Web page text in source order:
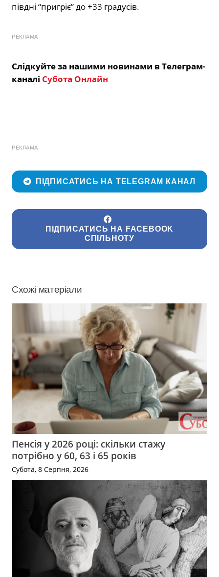
півдні “пригріє” до +33 градусів.
РЕКЛАМА
Слідкуйте за нашими новинами в Телеграм-
каналі Субота Онлайн
РЕКЛАМА
ПІДПИСАТИСЬ НА TELEGRAM КАНАЛ
ПІДПИСАТИСЬ НА FACEBOOK
СПІЛЬНОТУ
Схожі матеріали
Пенсія у 2026 році: скільки стажу
потрібно у 60, 63 і 65 років
Субота, 8 Серпня, 2026